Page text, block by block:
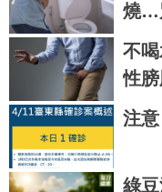
燒…
可
不
性
注
綠